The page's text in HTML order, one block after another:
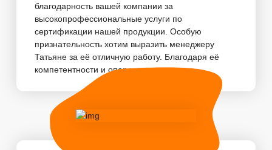
благодарность вашей компании за
высокопрофессиональные услуги по
сертификации нашей продукции. Особую
признательность хотим выразить менеджеру
Татьяне за её отличную работу. Благодаря её
компетентности и оперативности, пр...